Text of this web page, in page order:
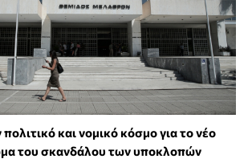
και νομικό κόσμο για το νέο
του σκανδάλου των υποκλοπών